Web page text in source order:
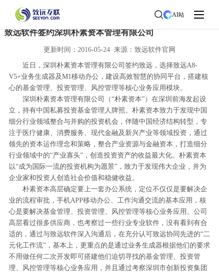
AI站
首页>了解致远>新闻中心
致远软件签约深圳朴素资本管理有限公司
更新时间：2016-05-24 来源：致远软件官网
近日，深圳朴素资本管理有限公司签约致远，选择致远A8-
V5+业务生成器及M1移动办公，建设高效智慧的协同平台，搭建核
心的基金管理、投资管理、风控管理等核心业务应用模块。
深圳朴素资本管理有限公司（“朴素资本”）在深圳前海发起设
立，持有中国私募投资基金管理人牌照。朴素资本致力于发现中国
细分行业领域整合与并购的投资机会，伴随中国经济结构转型，专
注于医疗健康、消费服务、现代金融及新兴产业等领域投资，通过
领先的资本运作理念和策略，整合产业资源与金融资本，打造细分
行业领域中的“产业寡头”，创造投资资产的收益最大化。朴素资本
以“成为国际一流的投资机构为愿景”，致力于发现伟大企业，并为
企业家和投资人创造社会价值和稳健收益。
朴素资本高层确定要上一套办公系统，定位不仅仅是要解决企
业的流程审批，手机APP移动办公、工作沟通交流的基本应用，核
心是要解决基金管理、投资管理、风控管理等核心业务应用。公司
高层看过很多供应商，也考察过一些行业专业软件，没有看到有合
适的，通过与致远软件深入沟通后，在充分认可致远协同先进的“二
元化工作流”，基本上，更重点的是通过业务生成器根据他们的要求
不用做任何二次开发即可搭建他们迫切寻找的基金管理、投资管
理、风控管理等核心业务应用，并且通过考察深圳市创新投资集团